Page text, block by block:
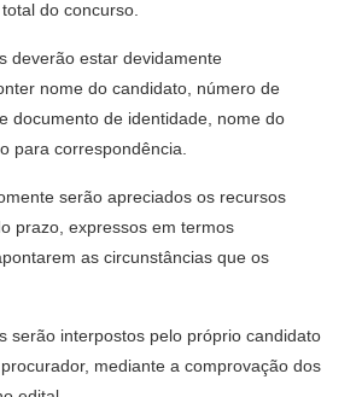
do concurso.
deverão estar devidamente
nome do candidato, número de
documento de identidade, nome do
para correspondência.
serão apreciados os recursos
prazo, expressos em termos
as circunstâncias que os
serão interpostos pelo próprio candidato
mediante a comprovação dos